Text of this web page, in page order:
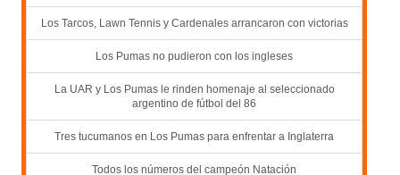
Los Tarcos, Lawn Tennis y Cardenales arrancaron con victorias
Los Pumas no pudieron con los ingleses
La UAR y Los Pumas le rinden homenaje al seleccionado
argentino de fútbol del 86
Tres tucumanos en Los Pumas para enfrentar a Inglaterra
Todos los números del campeón Natación